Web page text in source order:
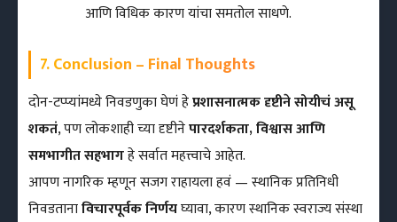
आणि विधिक कारण यांचा समतोल साधणे.
7. Conclusion – Final Thoughts
दोन-टप्प्यांमध्ये निवडणुका घेणं हेप्रशासनात्मक दृष्टीने सोयीचं असू
शकतं, पण लोकशाही च्या दृष्टीनेपारदर्शकता, विश्वास आणि
समभागीत सहभागहे सर्वात महत्त्वाचे आहेत.
आपण नागरिक म्हणून सजग राहायला हवं — स्थानिक प्रतिनिधी
निवडतानाविचारपूर्वक निर्णयघ्यावा, कारण स्थानिक स्वराज्य संस्था